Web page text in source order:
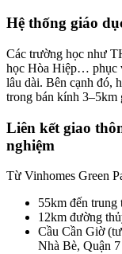
Hệ thống giáo
Các trường học như
học Hòa Hiệp… phục
lâu dài. Bên cạnh đó,
trong bán kính 3–5km
Liên kết giao
nghiệm
Từ Vinhomes Green
55km đến
12km đường
Cầu Cần Giờ
Nhà Bè, Quận 7